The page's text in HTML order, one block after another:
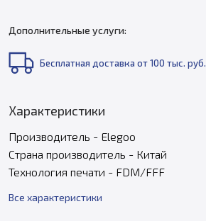
Дополнительные услуги:
Бесплатная доставка от 100 тыс. руб.
Характеристики
Производитель - Elegoo
Страна производитель - Китай
Технология печати - FDM/FFF
Все характеристики